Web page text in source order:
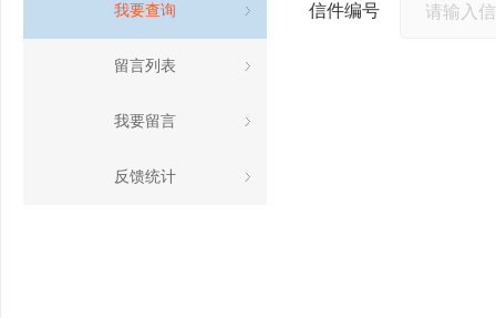
我要查询
留言列表
我要留言
反馈统计
信件编号